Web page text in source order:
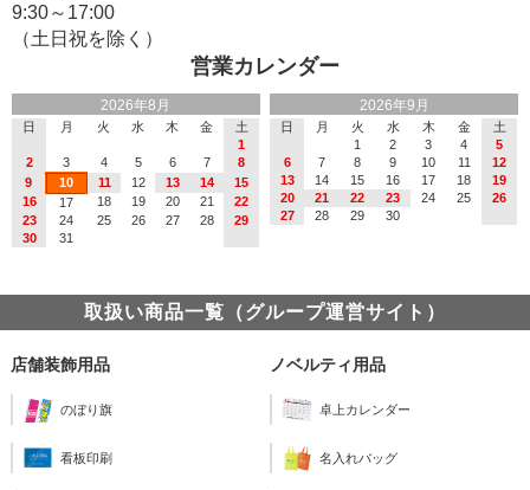
営業カレンダー
2026年8月
日 月 火 水 木 金
土
1
2
3 4 5 6 7
8
9
10 11 12 13 14
15
16
17 18 19 20 21
22
23
24 25 26 27 28
29
30
31
2026年9月
日 月 火 水 木 金
土
1
2 3 4
5
6
7 8 9 10 11
12
13
14 15 16 17 18
19
20
21 22 23 24 25
26
27
28 29 30
9:30～17:00
（土日祝を除く）
取扱い商品一覧（グループ運営サイト）
店舗装飾用品
のぼり旗
看板印刷
ノベルティ用品
卓上カレンダー
名入れバッグ